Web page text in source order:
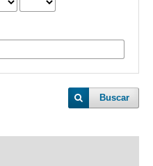
Buscar